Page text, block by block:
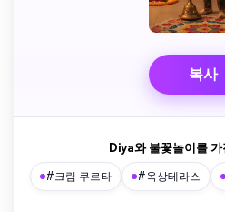
복사
Diya와 불꽃놀이를
#크림 쿠르타 #옥상테라스